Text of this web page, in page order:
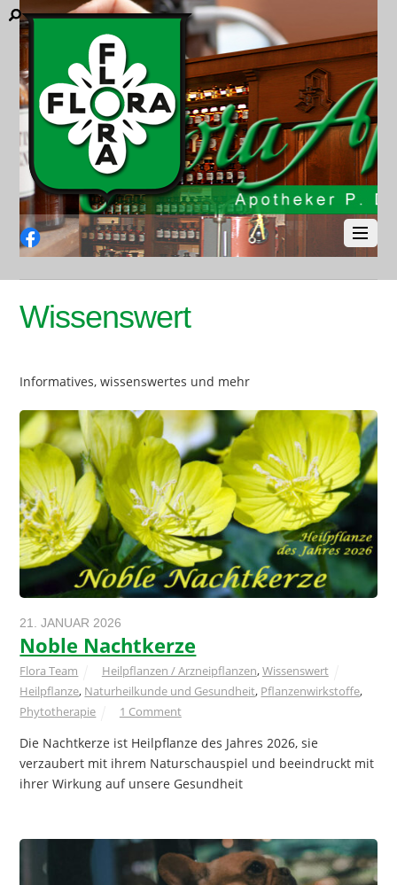
Facebook
Wissenswert
Informatives, wissenswertes und mehr
21. JANUAR 2026
Noble Nachtkerze
Flora Team Heilpflanzen / Arzneipflanzen,Wissenswert
Heilpflanze, Naturheilkunde und Gesundheit, Pflanzenwirkstoffe,
Phytotherapie
1 Comment
Die Nachtkerze ist Heilpflanze des Jahres 2026, sie
verzaubert mit ihrem Naturschauspiel und beeindruckt mit
ihrer Wirkung auf unsere Gesundheit